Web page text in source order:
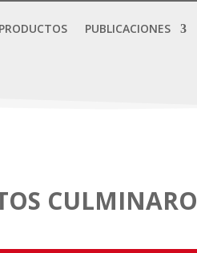
PRODUCTOS PUBLICACIONES